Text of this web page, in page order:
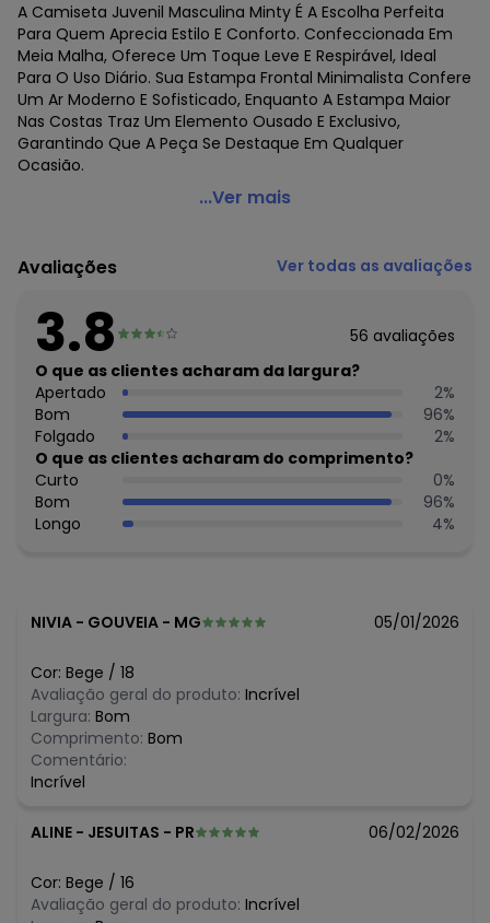
A Camiseta Juvenil Masculina Minty É A Escolha Perfeita
Para Quem Aprecia Estilo E Conforto. Confeccionada Em
Meia Malha, Oferece Um Toque Leve E Respirável, Ideal
Para O Uso Diário. Sua Estampa Frontal Minimalista Confere
Um Ar Moderno E Sofisticado, Enquanto A Estampa Maior
Nas Costas Traz Um Elemento Ousado E Exclusivo,
Garantindo Que A Peça Se Destaque Em Qualquer
Ocasião.
Minty - Camiseta Juvenil Masculina Bege
Fornecedor: ROVITEX IND E COM DE MALHAS LTDA / CNPJ
79.233.672/0010-98
Cuidados para conservação do produto: Lavar na
temperatura mínima de 40° - Não usar alvejante - Usar
secadora na temperatura mínima - Secar na sombra -
Passar na temperatura média - Não lavar a seco
Tecido: Meia malha
Composição: Peca total 100% algodao
Histórico de preços
O preço apresentado abaixo é o menor oferecido em
algum dia do mês, para o menor tamanho disponível.
maio/2026 R$ 31,19
março/2026
fevereiro/2026
...Ver mais
Avaliações Ver todas as avaliações
3.8 56 avaliações
O que as clientes acharam da largura?
Apertado
2%
Bom
96%
Folgado
2%
O que as clientes acharam do comprimento?
Curto
0%
Bom
96%
Longo
4%
NIVIA - GOUVEIA - MG 05/01/2026
Cor: Bege / 18
Avaliação geral do produto: Incrível
Largura: Bom
Comprimento: Bom
Comentário:
Incrível
ALINE - JESUITAS - PR 06/02/2026
Cor: Bege / 16
Avaliação geral do produto: Incrível